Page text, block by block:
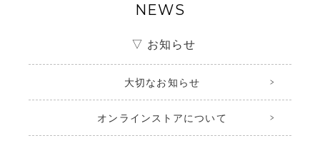
NEWS
▽ お知らせ
大切なお知らせ
オンラインストアについて